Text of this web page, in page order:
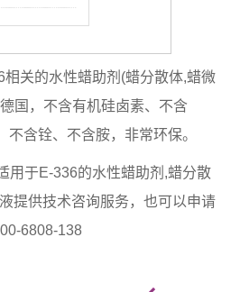
相关的水性蜡助剂(蜡分散体,蜡微
国，不含有机硅卤素、不含
不含铨、不含胺，非常环保。
用于E-336的水性蜡助剂,蜡分散
提供技术咨询服务，也可以申请
6808-138